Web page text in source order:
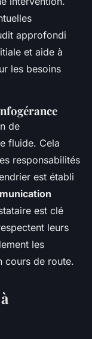
approfondi
et aide à
les besoins
de
fluide. Cela
responsabilités
est établi
est clé
leurs
les
cours de route.